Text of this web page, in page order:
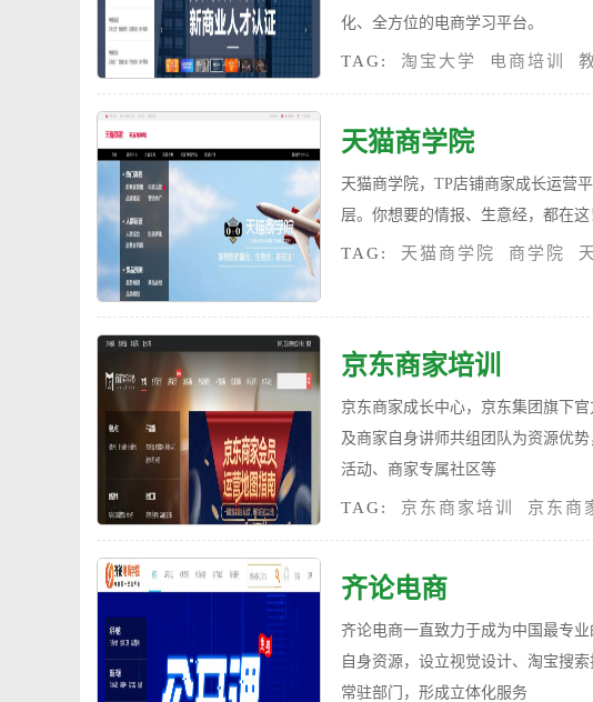
化、全方位的电商学习平台。
TAG: 淘宝大学 电商培训
天猫商学院
天猫商学院，TP店铺商家成长运营
层。你想要的情报、生意经，都在
TAG: 天猫商学院 商学院
京东商家培训
京东商家成长中心，京东集团旗下
及商家自身讲师共组团队为资源优
活动、商家专属社区等
TAG: 京东商家培训 京东商
齐论电商
齐论电商一直致力于成为中国最专
自身资源，设立视觉设计、淘宝搜
常驻部门，形成立体化服务